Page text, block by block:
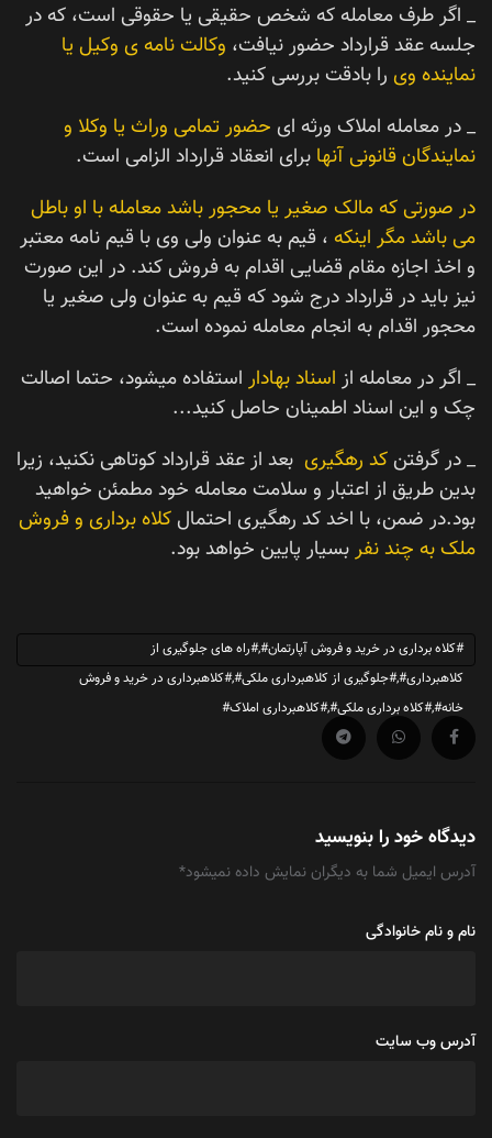
_ اگر طرف معامله که شخص حقیقی یا حقوقی است، که در
جلسه عقد قرارداد حضور نیافت، وکالت نامه ی وکیل یا
نماینده وی را بادقت بررسی کنید.
_ در معامله املاک ورثه ای حضور تمامی وراث یا وکلا و
نمایندگان قانونی آنها برای انعقاد قرارداد الزامی است.
در صورتی که مالک صغیر یا محجور باشد معامله با او باطل
می باشد مگر اینکه ، قیم به عنوان ولی وی با قیم نامه معتبر
و اخذ اجازه مقام قضایی اقدام به فروش کند. در این صورت
نیز باید در قرارداد درج شود که قیم به عنوان ولی صغیر یا
محجور اقدام به انجام معامله نموده است.
_ اگر در معامله از اسناد بهادار استفاده میشود، حتما اصالت
چک و این اسناد اطمینان حاصل کنید...
_ در گرفتن کد رهگیری بعد از عقد قرارداد کوتاهی نکنید، زیرا
بدین طریق از اعتبار و سلامت معامله خود مطمئن خواهید
بود.در ضمن، با اخد کد رهگیری احتمال کلاه برداری و فروش
ملک به چند نفربسیار پایین خواهد بود.
#کلاه برداری در خرید و فروش آپارتمان#,#راه های جلوگیری از
کلاهبرداری#,#جلوگیری از کلاهبرداری ملکی#,#کلاهبرداری در خرید و فروش
خانه#,#کلاه برداری ملکی#,#کلاهبرداری املاک#
دیدگاه خود را بنویسید
آدرس ایمیل شما به دیگران نمایش داده نمیشود*
نام و نام خانوادگی
آدرس وب سایت